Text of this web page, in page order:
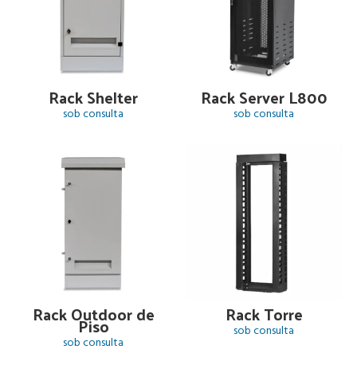
Rack Shelter
sob consulta
Rack Server L800
sob consulta
Rack Outdoor de
Piso
sob consulta
Rack Torre
sob consulta